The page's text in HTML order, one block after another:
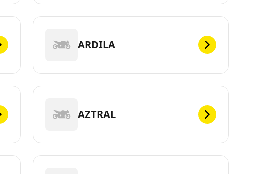
ARDILA
AZTRAL